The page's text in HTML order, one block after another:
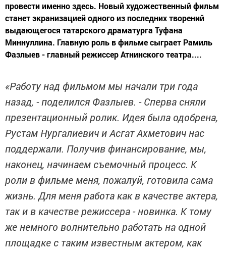
провести именно здесь. Новый художественный фильм
станет экранизацией одного из последних творений
выдающегося татарского драматурга Туфана
Миннуллина. Главную роль в фильме сыграет Рамиль
Фазлыев - главный режиссер Атнинского театра....
«Работу над фильмом мы начали три года
назад, - поделился Фазлыев. - Сперва сняли
презентационный ролик. Идея была одобрена,
Рустам Нургалиевич и Асгат Ахметович нас
поддержали. Получив финансирование, мы,
наконец, начинаем съемочный процесс. К
роли в фильме меня, пожалуй, готовила сама
жизнь. Для меня работа как в качестве актера,
так и в качестве режиссера - новинка. К тому
же немного волнительно работать на одной
площадке с таким известным актером, как